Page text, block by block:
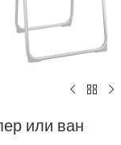
или ван